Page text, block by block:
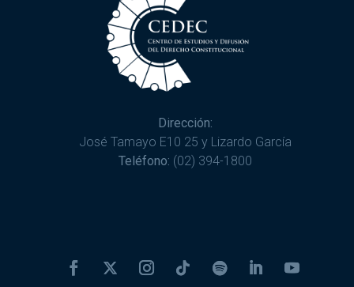
Dirección:
José Tamayo E10 25 y Lizardo García
Teléfono: (02) 394-1800